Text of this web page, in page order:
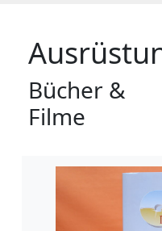
Bücher &
Filme